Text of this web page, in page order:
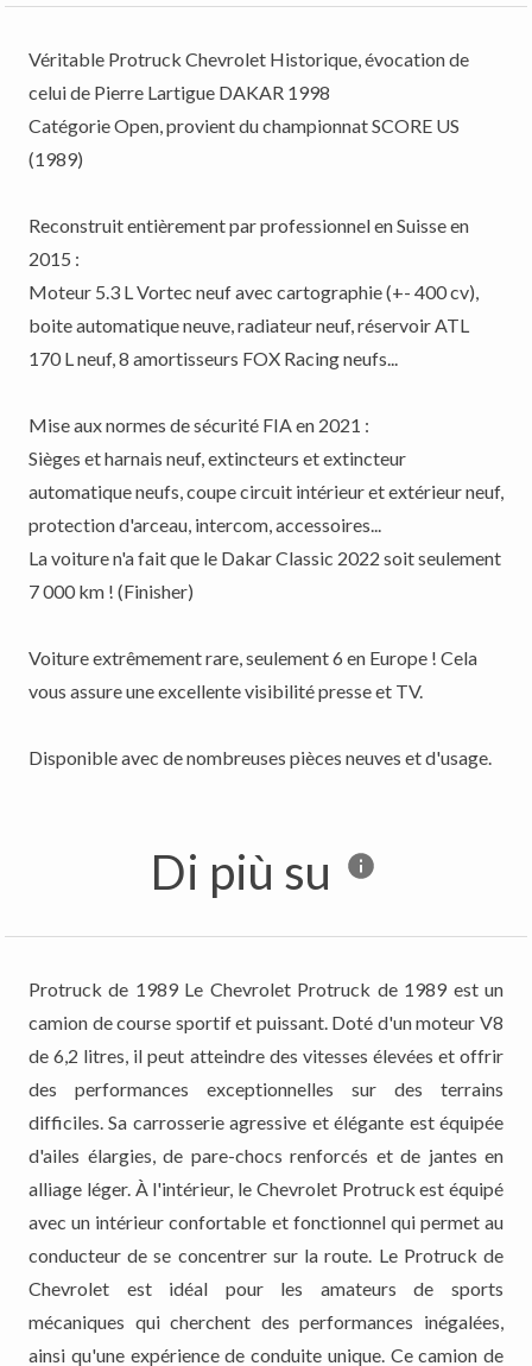
Véritable Protruck Chevrolet Historique, évocation de
celui de Pierre Lartigue DAKAR 1998
Catégorie Open, provient du championnat SCORE US
(1989)
Reconstruit entièrement par professionnel en Suisse en
2015 :
Moteur 5.3 L Vortec neuf avec cartographie (+- 400 cv),
boite automatique neuve, radiateur neuf, réservoir ATL
170 L neuf, 8 amortisseurs FOX Racing neufs...
Mise aux normes de sécurité FIA en 2021 :
Sièges et harnais neuf, extincteurs et extincteur
automatique neufs, coupe circuit intérieur et extérieur neuf,
protection d'arceau, intercom, accessoires...
La voiture n'a fait que le Dakar Classic 2022 soit seulement
7 000 km ! (Finisher)
Voiture extrêmement rare, seulement 6 en Europe ! Cela
vous assure une excellente visibilité presse et TV.
Disponible avec de nombreuses pièces neuves et d'usage.
Di più su
Protruck de 1989 Le Chevrolet Protruck de 1989 est un
camion de course sportif et puissant. Doté d'un moteur V8
de 6,2 litres, il peut atteindre des vitesses élevées et offrir
des performances exceptionnelles sur des terrains
difficiles. Sa carrosserie agressive et élégante est équipée
d'ailes élargies, de pare-chocs renforcés et de jantes en
alliage léger. À l'intérieur, le Chevrolet Protruck est équipé
avec un intérieur confortable et fonctionnel qui permet au
conducteur de se concentrer sur la route. Le Protruck de
Chevrolet est idéal pour les amateurs de sports
mécaniques qui cherchent des performances inégalées,
ainsi qu'une expérience de conduite unique. Ce camion de